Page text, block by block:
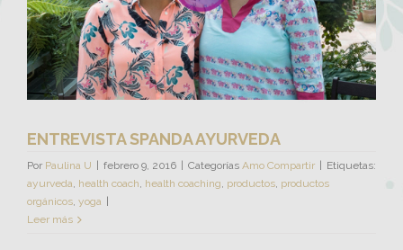
ENTREVISTA SPANDA AYURVEDA
Por Paulina U febrero 9, 2016 Categorías Amo Compartir
Etiquetas:
ayurveda, health coach, health coaching, productos, productos
orgánicos, yoga
Leer más